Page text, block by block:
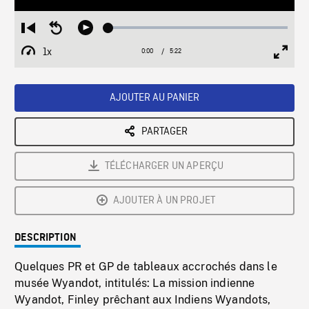
Restart
from
beginning
Seek
Play Loaded:
1x
Playback
Current
0:00 / Duration
5:22
AJOUTER AU PANIER
PARTAGER
TÉLÉCHARGER UN APERÇU
AJOUTER À UN PROJET
DESCRIPTION
Quelques PR et GP de tableaux accrochés dans le
musée Wyandot, intitulés: La mission indienne
Wyandot, Finley prêchant aux Indiens Wyandots,